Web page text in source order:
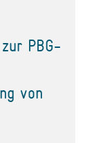
PBG-
von